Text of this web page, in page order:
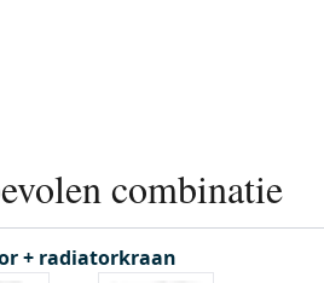
combinatie
+ radiatorkraan